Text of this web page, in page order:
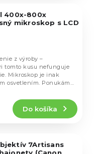
400x-800x
mikroskop s LCD
Do košíka
z výroby –
tomto kusu nefunguje
Mikroskop je inak
osvetlením. Ponukáme
7Artisans